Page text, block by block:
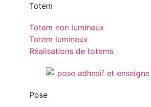
Totem
Totem non lumineux
Totem lumineux
Réalisations de totems
Pose